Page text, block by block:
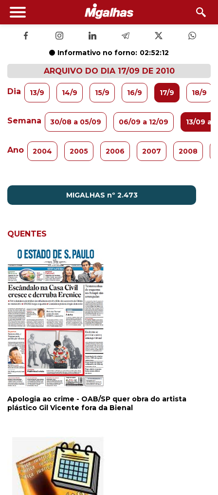
Informativo no forno: 02:52:12
ARQUIVO DO DIA 17/09 DE 2010
Dia 13/9 14/9 15/9 16/9 17/9 18/9
Semana 30/08 a 05/09 06/09 a 12/09 13/09 a
Ano 2004 2005 2006 2007 2008
MIGALHAS nº 2.473
QUENTES
Apologia ao crime - OAB/SP quer obra do artista
plástico Gil Vicente fora da Bienal